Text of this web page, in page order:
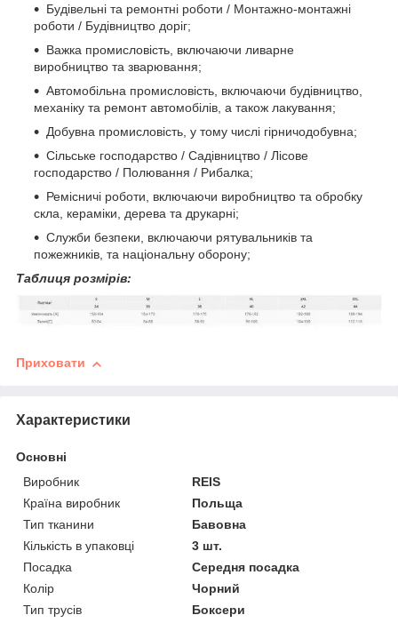
Будівельні та ремонтні роботи / Монтажно-монтажні
роботи / Будівництво доріг;
Важка промисловість, включаючи ливарне
виробництво та зварювання;
Автомобільна промисловість, включаючи будівництво,
механіку та ремонт автомобілів, а також лакування;
Добувна промисловість, у тому числі гірничодобувна;
Сільське господарство / Садівництво / Лісове
господарство / Полювання / Рибалка;
Ремісничі роботи, включаючи виробництво та обробку
скла, кераміки, дерева та друкарні;
Служби безпеки, включаючи рятувальників та
пожежників, та національну оборону;
Таблиця розмірів:
Приховати
Характеристики
Основні
Виробник
REIS
Країна виробник
Польща
Тип тканини
Бавовна
Кількість в упаковці
3 шт.
Посадка
Середня посадка
Колір
Чорний
Тип трусів
Боксери